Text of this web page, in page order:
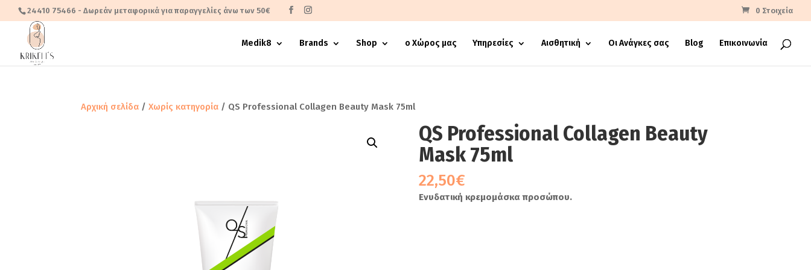
24410 75466 - Δωρεάν μεταφορικά για παραγγελίες άνω των 50€ 0 Στοιχεία
Medik8 Brands Shop ο Χώρος μας Υπηρεσίες Αισθητική Οι Ανάγκες σας Blog Επικοινωνία
Αρχική σελίδα /Χωρίς κατηγορία / QS Professional Collagen Beauty Mask 75ml
QS Professional Collagen Beauty
Mask 75ml
22,50€
Ενυδατική κρεμομάσκα προσώπου.